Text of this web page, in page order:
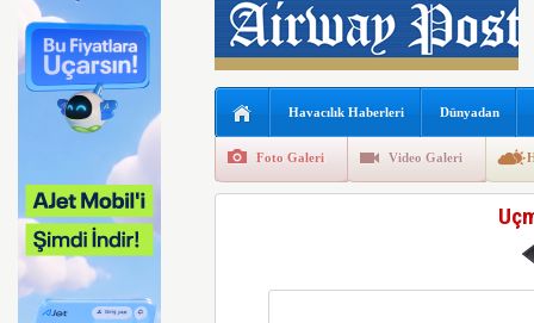
THY, Temmuz ayında
En yaşlı kadın kanat
Boeing ile Ethiopian
A319 orman
THY Osaka’da kapasite
Lufthansa bazı B777X
Havacılık Haberleri Dünyadan
Foto Galeri Video Galeri